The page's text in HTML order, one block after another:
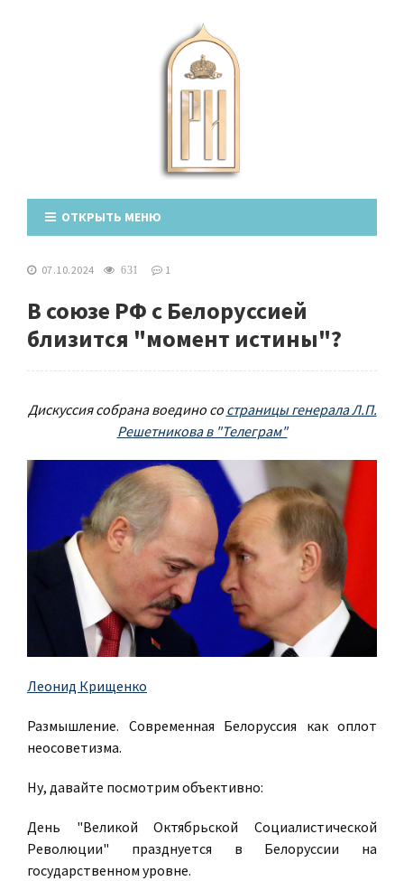
ОТКРЫТЬ МЕНЮ
07.10.2024 631 1
В союзе РФ с Белоруссией
близится "момент истины"?
Дискуссия собрана воедино со страницы генерала Л.П.
Решетникова в "Телеграм"
Леонид Крищенко
Размышление. Современная Белоруссия как оплот
неосоветизма.
Ну, давайте посмотрим объективно:
День "Великой Октябрьской Социалистической
Революции" празднуется в Белоруссии на
государственном уровне.